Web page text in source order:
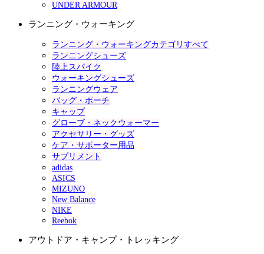
UNDER ARMOUR
ランニング・ウォーキング
ランニング・ウォーキングカテゴリすべて
ランニングシューズ
陸上スパイク
ウォーキングシューズ
ランニングウェア
バッグ・ポーチ
キャップ
グローブ・ネックウォーマー
アクセサリー・グッズ
ケア・サポーター用品
サプリメント
adidas
ASICS
MIZUNO
New Balance
NIKE
Reebok
アウトドア・キャンプ・トレッキング